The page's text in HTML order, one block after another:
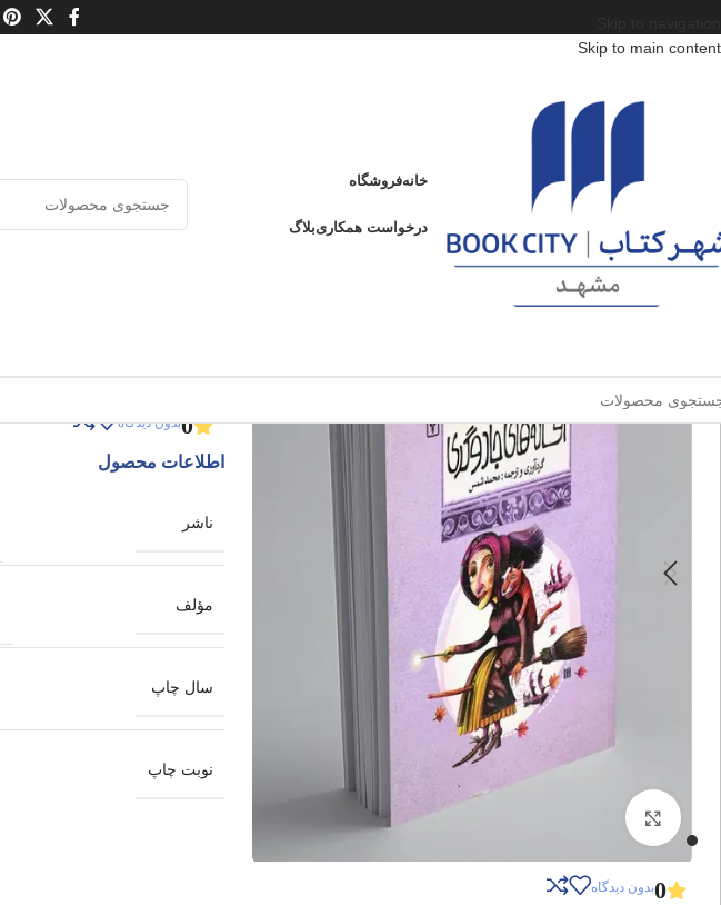
Skip to main content
خانهفروشگاه
درخواست همکاریبلاگ
محصولات / کتاب کودک و نوجوان
0بدون دیدگاه
0بدون دیدگاه
اطلاعات محصول
ناشر
مؤلف
سال چاپ
نوبت چاپ